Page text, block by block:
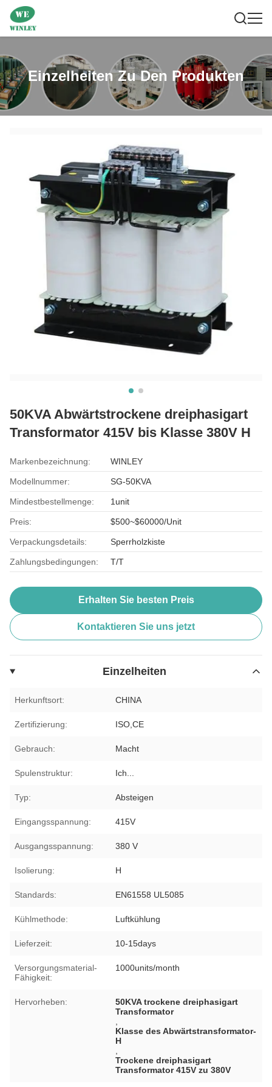
Einzelheiten Zu Den Produkten
50KVA Abwärtstrockene dreiphasigart
Transformator 415V bis Klasse 380V H
Markenbezeichnung: WINLEY
Modellnummer: SG-50KVA
Mindestbestellmenge: 1unit
Preis: $500~$60000/Unit
Verpackungsdetails: Sperrholzkiste
Zahlungsbedingungen: T/T
Erhalten Sie besten Preis
Kontaktieren Sie uns jetzt
Einzelheiten
Herkunftsort: CHINA
Zertifizierung: ISO,CE
Gebrauch: Macht
Spulenstruktur: Ich...
Typ: Absteigen
Eingangsspannung: 415V
Ausgangsspannung: 380 V
Isolierung: H
Standards: EN61558 UL5085
Kühlmethode: Luftkühlung
Lieferzeit: 10-15days
Versorgungsmaterial-
Fähigkeit:
1000units/month
Hervorheben:
50KVA trockene dreiphasigart
Transformator
Klasse des Abwärtstransformator-
H
Trockene dreiphasigart
Transformator 415V zu 380V